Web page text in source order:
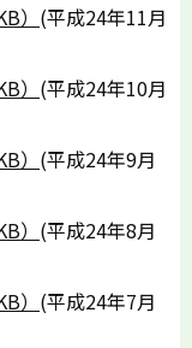
） (平成24年11月
） (平成24年10月
） (平成24年9月
） (平成24年8月
） (平成24年7月